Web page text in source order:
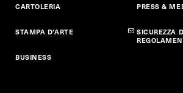
CARTOLERIA
STAMPA D'ARTE
BUSINESS
PRESS &
SICUREZZA